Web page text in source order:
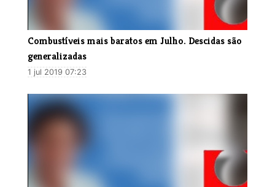
​Combustíveis mais baratos em Julho. Descidas são
generalizadas
1 jul 2019 07:23